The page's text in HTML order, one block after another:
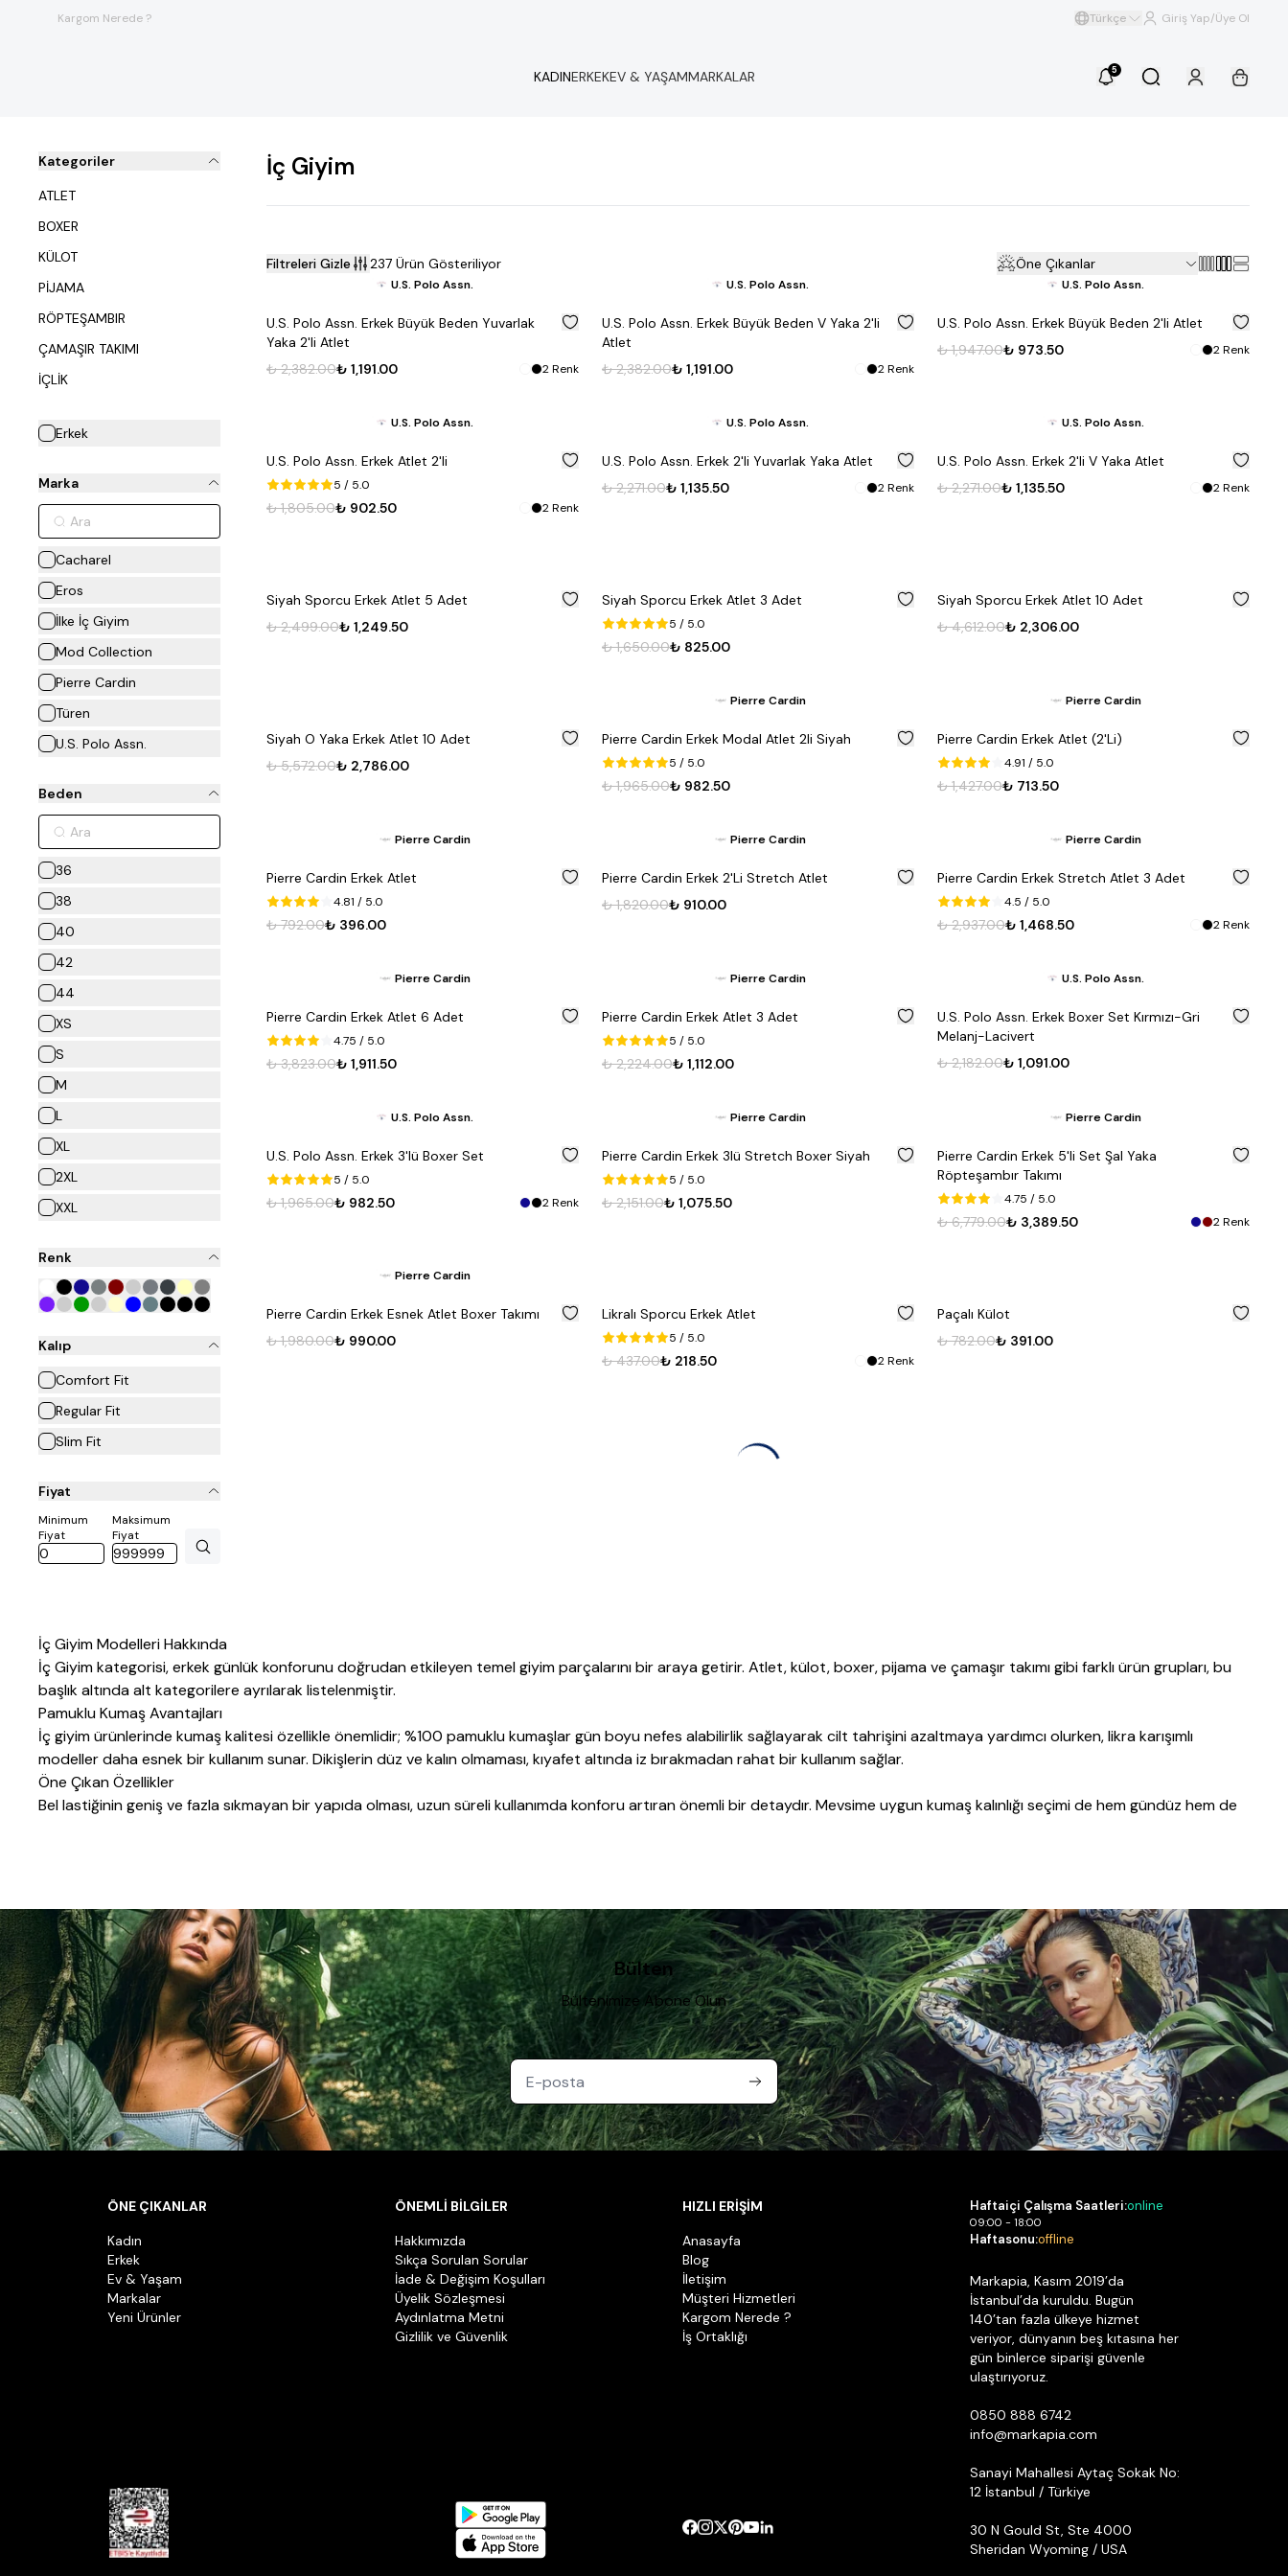
Kargom Nerede ? Türkçe Giriş Yap/Üye Ol
KADINERKEKEV & YAŞAMMARKALAR 5
Kategoriler
ATLET
BOXER
KÜLOT
PİJAMA
RÖPTEŞAMBIR
ÇAMAŞIR TAKIMI
İÇLİK
Erkek
Marka
Cacharel
Eros
İlke İç Giyim
Mod Collection
Pierre Cardin
Türen
U.S. Polo Assn.
Beden
36
38
40
42
44
XS
S
M
L
XL
2XL
XXL
4XL
Renk
Kalıp
Comfort Fit
Regular Fit
Slim Fit
Fiyat
Minimum
Fiyat
Maksimum
Fiyat
İç Giyim
Filtreleri Gizle 237 Ürün Gösteriliyor Öne Çıkanlar
U.S. Polo Assn.
50
U.S. Polo Assn. Erkek Büyük Beden Yuvarlak
Yaka 2'li Atlet
₺ 2,382.00₺ 1,191.00 2Renk
U.S. Polo Assn.
% 50
U.S. Polo Assn. Erkek Büyük Beden V Yaka 2'li
Atlet
₺ 2,382.00₺ 1,191.00 2Renk
U.S. Polo Assn.
50
U.S. Polo Assn. Erkek Büyük Beden 2'li Atlet
₺ 1,947.00₺ 973.50 2Renk
U.S. Polo Assn.
50
U.S. Polo Assn. Erkek Atlet 2'li
5 / 5.0
₺ 1,805.00₺ 902.50 2Renk
U.S. Polo Assn.
% 50
U.S. Polo Assn. Erkek 2'li Yuvarlak Yaka Atlet
₺ 2,271.00₺ 1,135.50 2Renk
U.S. Polo Assn.
50
U.S. Polo Assn. Erkek 2'li V Yaka Atlet
₺ 2,271.00₺ 1,135.50 2Renk
50
Siyah Sporcu Erkek Atlet 5 Adet
₺ 2,499.00₺ 1,249.50
50
Siyah Sporcu Erkek Atlet 3 Adet
5 / 5.0
₺ 1,650.00₺ 825.00
50
Siyah Sporcu Erkek Atlet 10 Adet
₺ 4,612.00₺ 2,306.00
50
Siyah O Yaka Erkek Atlet 10 Adet
₺ 5,572.00₺ 2,786.00
Pierre Cardin
50
Pierre Cardin Erkek Modal Atlet 2li Siyah
5 / 5.0
₺ 1,965.00₺ 982.50
Pierre Cardin
50
Pierre Cardin Erkek Atlet (2'Li)
4.91 / 5.0
₺ 1,427.00₺ 713.50
Pierre Cardin
50
Pierre Cardin Erkek Atlet
4.81 / 5.0
₺ 792.00₺ 396.00
Pierre Cardin
50
Pierre Cardin Erkek 2'Li Stretch Atlet
₺ 1,820.00₺ 910.00
Pierre Cardin
50
Pierre Cardin Erkek Stretch Atlet 3 Adet
4.5 / 5.0
₺ 2,937.00₺ 1,468.50 2Renk
Pierre Cardin
50
Pierre Cardin Erkek Atlet 6 Adet
4.75 / 5.0
₺ 3,823.00₺ 1,911.50
Pierre Cardin
50
Pierre Cardin Erkek Atlet 3 Adet
5 / 5.0
₺ 2,224.00₺ 1,112.00
U.S. Polo Assn.
50
U.S. Polo Assn. Erkek Boxer Set Kırmızı-Gri
Melanj-Lacivert
₺ 2,182.00₺ 1,091.00
U.S. Polo Assn.
50
U.S. Polo Assn. Erkek 3'lü Boxer Set
5 / 5.0
₺ 1,965.00₺ 982.50 2Renk
Pierre Cardin
50
Pierre Cardin Erkek 3lü Stretch Boxer Siyah
5 / 5.0
₺ 2,151.00₺ 1,075.50
Pierre Cardin
50
Pierre Cardin Erkek 5'li Set Şal Yaka
Röpteşambır Takımı
4.75 / 5.0
₺ 6,779.00₺ 3,389.50 2Renk
Pierre Cardin
50
Pierre Cardin Erkek Esnek Atlet Boxer Takımı
₺ 1,980.00₺ 990.00
50
Likralı Sporcu Erkek Atlet
5 / 5.0
₺ 437.00₺ 218.50 2Renk
50
Paçalı Külot
₺ 782.00₺ 391.00
İç Giyim Modelleri Hakkında
İç Giyim kategorisi,erkekgünlük konforunu doğrudan etkileyen temel giyim parçalarını bir araya getirir. Atlet,külot,boxer,pijamave çamaşır takımıgibi farklı ürün grupları, bu
başlık altında alt kategorilere ayrılarak listelenmiştir.
Pamuklu Kumaş Avantajları
İç giyim ürünlerinde kumaş kalitesi özellikle önemlidir; %100 pamuklu kumaşlar gün boyu nefes alabilirlik sağlayarak cilt tahrişini azaltmaya yardımcı olurken, likra karışımlı
modeller daha esnek bir kullanım sunar. Dikişlerin düz ve kalın olmaması, kıyafet altında iz bırakmadan rahat bir kullanım sağlar.
Öne Çıkan Özellikler
Bel lastiğinin geniş ve fazla sıkmayan bir yapıda olması, uzun süreli kullanımda konforu artıran önemli bir detaydır. Mevsime uygun kumaş kalınlığı seçimi de hem gündüz hem de
Bülten
Bültenimize Abone Olun
ÖNE ÇIKANLAR
Kadın
Erkek
Ev & Yaşam
Markalar
Yeni Ürünler
ÖNEMLİ BİLGİLER
Hakkımızda
Sıkça Sorulan Sorular
İade & Değişim Koşulları
Üyelik Sözleşmesi
Aydınlatma Metni
Gizlilik ve Güvenlik
HIZLI ERİŞİM
Anasayfa
Blog
İletişim
Müşteri Hizmetleri
Kargom Nerede ?
İş Ortaklığı
Haftaiçi Çalışma Saatleri:online
09:00 - 18:00
Haftasonu:offline
Markapia, Kasım 2019’da
İstanbul’da kuruldu. Bugün
140’tan fazla ülkeye hizmet
veriyor, dünyanın beş kıtasına her
gün binlerce siparişi güvenle
ulaştırıyoruz.
0850 888 6742
info@markapia.com
Sanayi Mahallesi Aytaç Sokak No:
12 İstanbul / Türkiye
30 N Gould St, Ste 4000
Sheridan Wyoming / USA